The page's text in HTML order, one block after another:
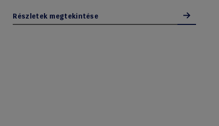
Részletek megtekintése